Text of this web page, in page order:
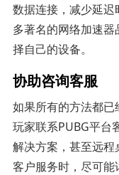
数据连接，减少延
多著名的网络加速
择自己的设备。
协助咨询客服
如果所有的方法都
玩家联系PUBG平台
解决方案，甚至远
客户服务时，尽可